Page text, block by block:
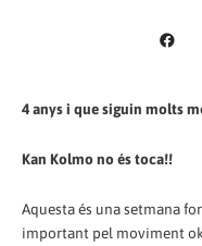
4 anys i que siguin molts
Kan Kolmo no és toca!!
Aquesta és una setmana
important pel moviment